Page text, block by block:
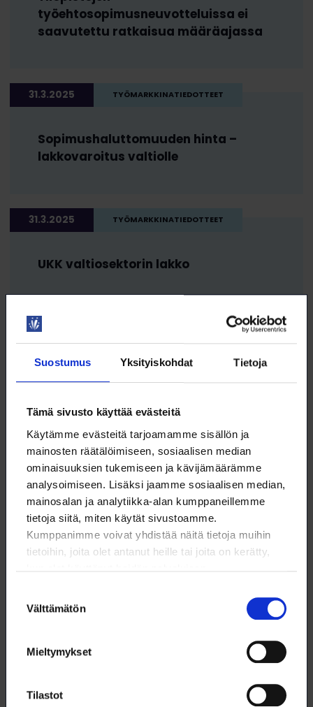
Suostumus Yksityiskohdat Tietoja
Tämä sivusto käyttää evästeitä
Käytämme evästeitä tarjoamamme sisällön ja
mainosten räätälöimiseen, sosiaalisen median
ominaisuuksien tukemiseen ja kävijämäärämme
analysoimiseen. Lisäksi jaamme sosiaalisen median,
mainosalan ja analytiikka-alan kumppaneillemme
tietoja siitä, miten käytät sivustoamme.
Kumppanimme voivat yhdistää näitä tietoja muihin
tietoihin, joita olet antanut heille tai joita on kerätty,
valinta
Välttämätön
Mieltymykset
Tilastot
työehtosopimusneuvotteluissa ei
saavutettu ratkaisua määräajassa
31.3.2025 TYÖMARKKINATIEDOTTEET
Sopimushaluttomuuden hinta –
lakkovaroitus valtiolle
31.3.2025 TYÖMARKKINATIEDOTTEET
UKK valtiosektorin lakko
28.3.2025 TYÖMARKKINATIEDOTTEET
Yliopistojen
jatkuivat 26. ja 27.3.
27.3.2025 TYÖMARKKINATIEDOTTEET
YTN antoi lakkovaroituksen
kemianteollisuuteen
työehtosopimusneuvottelut jatkuvat